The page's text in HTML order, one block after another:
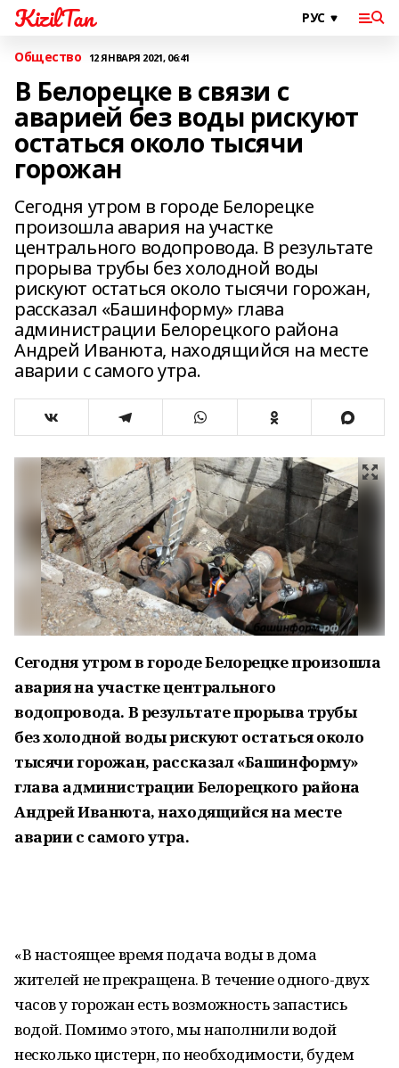
KizilTan
Общество 12 ЯНВАРЯ 2021, 06:41
В Белорецке в связи с
аварией без воды рискуют
остаться около тысячи
горожан
Сегодня утром в городе Белорецке
произошла авария на участке
центрального водопровода. В результате
прорыва трубы без холодной воды
рискуют остаться около тысячи горожан,
рассказал «Башинформу» глава
администрации Белорецкого района
Андрей Иванюта, находящийся на месте
аварии с самого утра.
Сегодня утром в городе Белорецке произошла
авария на участке центрального
водопровода. В результате прорыва трубы
без холодной воды рискуют остаться около
тысячи горожан, рассказал «Башинформу»
глава администрации Белорецкого района
Андрей Иванюта, находящийся на месте
аварии с самого утра.
«В настоящее время подача воды в дома
жителей не прекращена. В течение одного-двух
часов у горожан есть возможность запастись
водой. Помимо этого, мы наполнили водой
несколько цистерн, по необходимости, будем